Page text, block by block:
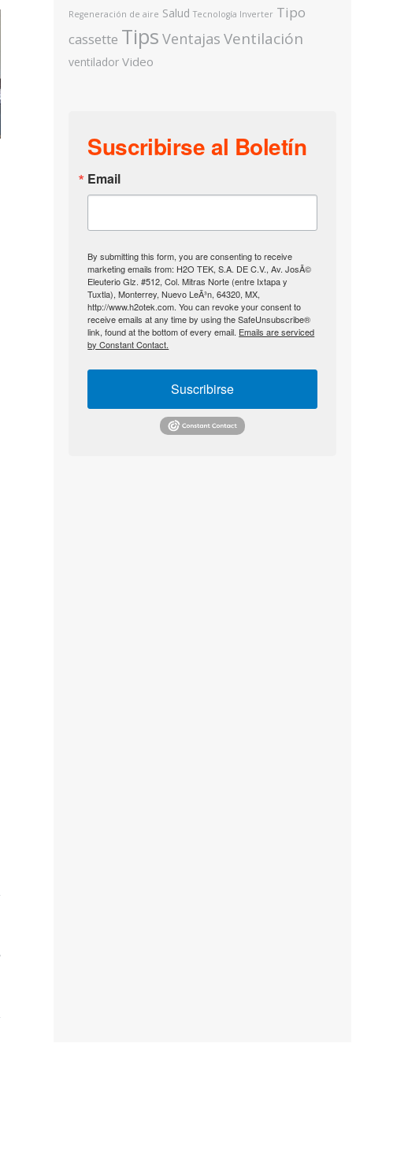
Regeneración de aire Salud Tecnología Inverter Tipo
cassette Tips Ventajas Ventilación
ventilador Video
Suscribirse al Boletín
Email
By submitting this form, you are consenting to receive
marketing emails from: H2O TEK, S.A. DE C.V., Av. JosÃ©
Eleuterio Glz. #512, Col. Mitras Norte (entre Ixtapa y
Tuxtla), Monterrey, Nuevo LeÃ³n, 64320, MX,
http://www.h2otek.com. You can revoke your consent to
receive emails at any time by using the SafeUnsubscribe®
link, found at the bottom of every email. Emails are serviced
by Constant Contact.
Suscribirse